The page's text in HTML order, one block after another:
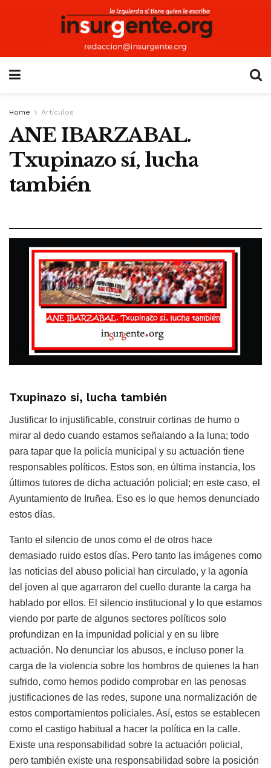
Home Artículos
ANE IBARZABAL.
Txupinazo sí, lucha
también
Txupinazo sí, lucha también
Justificar lo injustificable, construir cortinas de humo o
mirar al dedo cuando estamos señalando a la luna; todo
para tapar que la policía municipal y su actuación tiene
responsables políticos. Estos son, en última instancia, los
últimos tutores de dicha actuación policial; en este caso, el
Ayuntamiento de Iruñea. Eso es lo que hemos denunciado
estos días.
Tanto el silencio de unos como el de otros hace
demasiado ruido estos días. Pero tanto las imágenes como
las noticias del abuso policial han circulado, y la agonía
del joven al que agarraron del cuello durante la carga ha
hablado por ellos. El silencio institucional y lo que estamos
viendo por parte de algunos sectores políticos solo
profundizan en la impunidad policial y en su libre
actuación. No denunciar los abusos, e incluso poner la
carga de la violencia sobre los hombros de quienes la han
sufrido, como hemos podido comprobar en las penosas
justificaciones de las redes, supone una normalización de
estos comportamientos policiales. Así, estos se establecen
como el castigo habitual a hacer la política en la calle.
Existe una responsabilidad sobre la actuación policial,
pero también existe una responsabilidad sobre la posición